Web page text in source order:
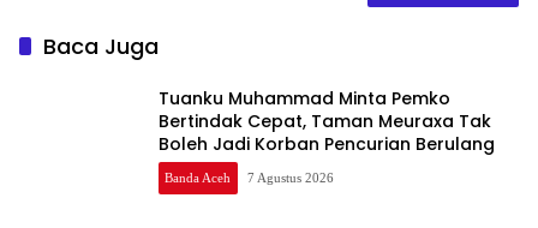
Baca Juga
Tuanku Muhammad Minta Pemko
Bertindak Cepat, Taman Meuraxa Tak
Boleh Jadi Korban Pencurian Berulang
Banda Aceh 7 Agustus 2026